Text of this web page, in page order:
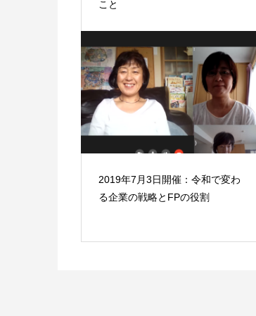
こと
2019年7月3日開催：令和で変わ
る企業の戦略とFPの役割